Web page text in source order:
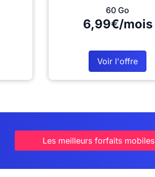
60 Go
6,99€/mois
Voir l'offre
Les meilleurs forfaits mobiles